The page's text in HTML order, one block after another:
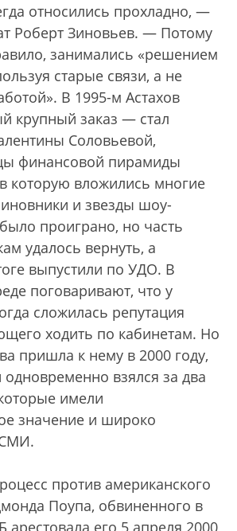
относились прохладно, —
Роберт Зиновьев. — Потому
занимались «решением
старые связи, а не
В 1995-м Астахов
крупный заказ — стал
Соловьевой,
финансовой пирамиды
которую вложились многие
и звезды шоу-
проиграно, но часть
удалось вернуть, а
выпустили по УДО. В
поговаривают, что у
сложилась репутация
ходить по кабинетам. Но
пришла к нему в 2000 году,
одновременно взялся за два
имели
значение и широко
против американского
Поупа, обвиненного в
его 5 апреля 2000